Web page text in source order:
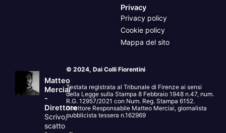
Privacy
Privacy policy
Cookie policy
Mappa del sito
Matteo
Merciai
-
Direttore
Scrivo,
scatto
© 2024, Dai Colli Fiorentini
Testata registrata al Tribunale di Firenze ai sensi
della Legge sulla Stampa 8 Febbraio 1948 n.47, num.
R.G. 12957/2021 con Num. Reg. Stampa 6152.
Direttore Responsabile Matteo Merciai, giornalista
pubblicista tessera n.162969